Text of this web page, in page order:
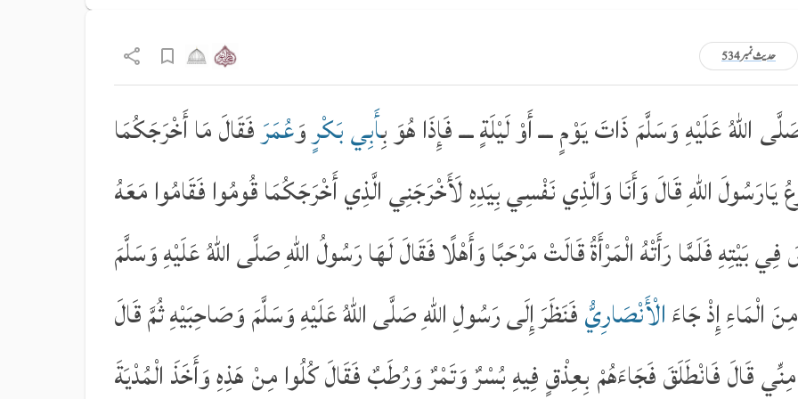
حدیث نمبر 534
عَلَيْهِ وَسَلَّمَ ذَاتَ يَوْمٍ ـــ أَوْ لَيْلَةٍ ـــ فَإِذَا هُوَ بِأَبِي بَكْرٍوَعُمَرَفَقَالَ مَا أَخْرَجَكُمَا
يَارَسُولَ اللّٰهِ قَالَ وَأَنَا وَالَّذِي نَفْسِي بِيَدِهِ لَأَخْرَجَنِي الَّذِي أَخْرَجَكُمَا قُومُوا فَقَامُوا مَعَهُ
بَيْتِهِ فَلَمَّا رَأَتْهُ الْمَرْأَةُ قَالَتْ مَرْحَبًا وَأَهْلًا فَقَالَ لَهَا رَسُولُ اللّٰهِ صَلَّى اللّٰهُ عَلَيْهِ وَسَلَّمَ
الْمَاءِ إِذْ جَاءَالْأَنْصَارِيُّفَنَظَرَ إِلَى رَسُولِ اللّٰهِ صَلَّى اللّٰهُ عَلَيْهِ وَسَلَّمَ وَصَاحِبَيْهِ ثُمَّ قَالَ
مِنِّي قَالَ فَانْطَلَقَ فَجَاءَهُمْ بِعِذْقٍ فِيهِ بُسْرٌ وَتَمْرٌ وَرُطَبٌ فَقَالَ كُلُوا مِنْ هَذِهِ وَأَخَذَ الْمُدْيَةَ